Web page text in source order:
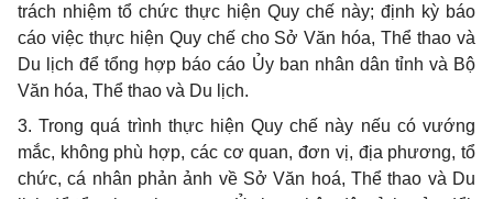
trách nhiệm tổ chức thực hiện Quy chế này; định kỳ báo
cáo việc thực hiện Quy chế cho Sở Văn hóa, Thể thao và
Du lịch để tổng hợp báo cáo Ủy ban nhân dân tỉnh và Bộ
Văn hóa, Thể thao và Du lịch.
3. Trong quá trình thực hiện Quy chế này nếu có vướng
mắc, không phù hợp, các cơ quan, đơn vị, địa phương, tổ
chức, cá nhân phản ảnh về Sở Văn hoá, Thể thao và Du